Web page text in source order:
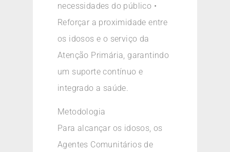
necessidades do público •
Reforçar a proximidade entre
os idosos e o serviço da
Atenção Primária, garantindo
um suporte contínuo e
integrado a saúde.
Metodologia
Para alcançar os idosos, os
Agentes Comunitários de